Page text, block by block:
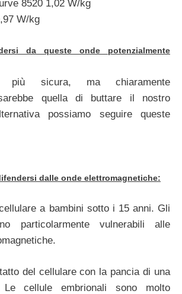
8520 1,02 W/kg
W/kg
da queste onde potenzialmente
più sicura, ma chiaramente
quella di buttare il nostro
possiamo seguire queste
dalle onde elettromagnetiche:
a bambini sotto i 15 anni. Gli
particolarmente vulnerabili alle
del cellulare con la pancia di una
Le cellule embrionali sono molto